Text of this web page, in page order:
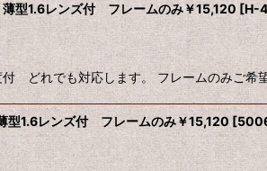
1.6レンズ付 フレームのみ￥15,120 [H-
れでも対応します。 フレームのみご希
レンズ付 フレームのみ￥15,120 [